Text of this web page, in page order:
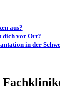
aus?
dich vor Ort?
in der